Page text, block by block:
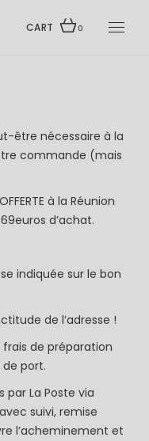
CART 0
être nécessaire à la
commande (mais
à la Réunion
d’achat.
indiquée sur le bon
de l’adresse !
frais de préparation
de port.
La Poste via
suivi, remise
l’acheminement et